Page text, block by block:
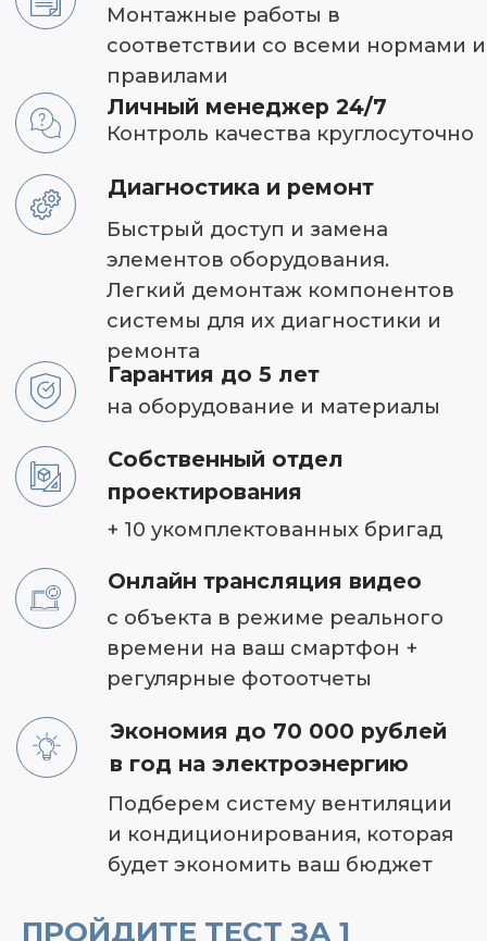
УЖЕ
СДЕЛАЛИ
ОТЗЫВЫ
ПРЕИМУЩЕСТВА
ПРОЙДИТЕ ТЕСТ ЗА 1